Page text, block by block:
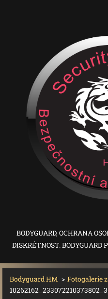
BODYGUARD, OCHRANA
DISKRÉTNOST. BODYGUARD
Bodyguard HM > Fotogalerie